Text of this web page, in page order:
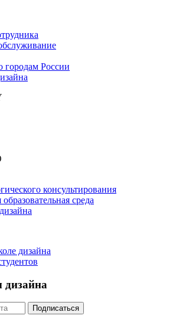
городам России
консультирования
среда
дизайна